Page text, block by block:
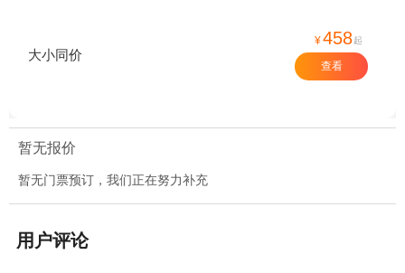
大小同价
¥458起
查看
暂无报价
暂无门票预订，我们正在努力补充
用户评论